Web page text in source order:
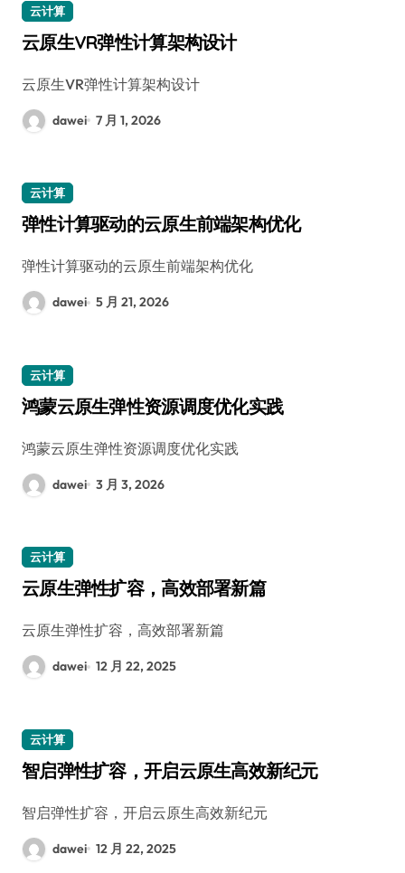
云计算
云原生VR弹性计算架构设计
云原生VR弹性计算架构设计
dawei 7 月 1, 2026
云计算
弹性计算驱动的云原生前端架构优化
弹性计算驱动的云原生前端架构优化
dawei 5 月 21, 2026
云计算
鸿蒙云原生弹性资源调度优化实践
鸿蒙云原生弹性资源调度优化实践
dawei 3 月 3, 2026
云计算
云原生弹性扩容，高效部署新篇
云原生弹性扩容，高效部署新篇
dawei 12 月 22, 2025
云计算
智启弹性扩容，开启云原生高效新纪元
智启弹性扩容，开启云原生高效新纪元
dawei 12 月 22, 2025